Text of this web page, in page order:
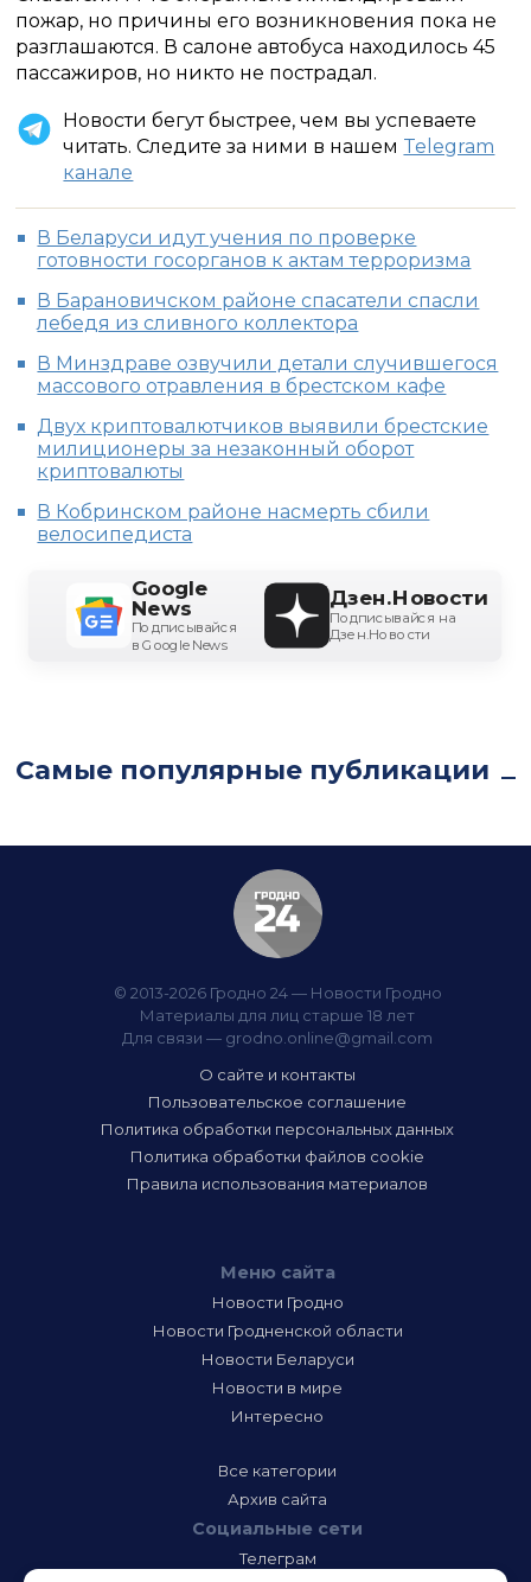
пожар, но причины его возникновения пока не
разглашаются. В салоне автобуса находилось 45
пассажиров, но никто не пострадал.
Новости бегут быстрее, чем вы успеваете
читать. Следите за ними в нашем Telegram
канале
В Беларуси идут учения по проверке
готовности госорганов к актам терроризма
В Барановичском районе спасатели спасли
лебедя из сливного коллектора
В Минздраве озвучили детали случившегося
массового отравления в брестском кафе
Двух криптовалютчиков выявили брестские
милиционеры за незаконный оборот
криптовалюты
В Кобринском районе насмерть сбили
велосипедиста
Google
News
Подписывайся
в Google News
Дзен.Новости
Подписывайся на
Дзен.Новости
Самые популярные публикации
© 2013-2026 Гродно 24 — Новости Гродно
Материалы для лиц старше 18 лет
Для связи — grodno.online@gmail.com
О сайте и контакты
Пользовательское соглашение
Политика обработки персональных данных
Политика обработки файлов cookie
Правила использования материалов
Меню сайта
Новости Гродно
Новости Гродненской области
Новости Беларуси
Новости в мире
Интересно
Все категории
Архив сайта
Социальные сети
Телеграм